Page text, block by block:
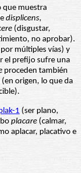
que muestra
displicens,
(disgustar,
no aprobar).
múltiples vías) y
el prefijo sufre una
proceden también
origen, lo que da
1 (ser plano,
placare (calmar,
aplacar, placativo e